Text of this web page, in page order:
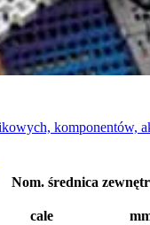
komponentów,
Nom. średnica
cale